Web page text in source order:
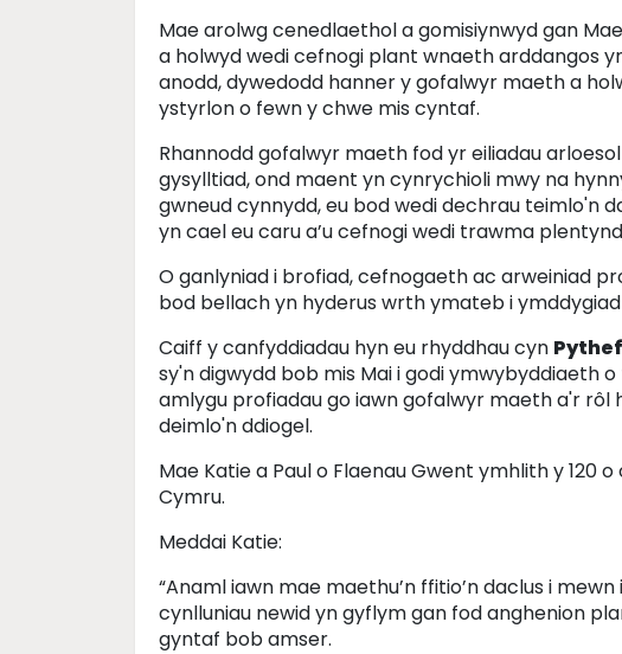
Mae arolwg cenedlaethol a gomisiynwyd gan
a holwyd wedi cefnogi plant wnaeth arddangos
anodd, dywedodd hanner y gofalwyr maeth a
ystyrlon o fewn y chwe mis cyntaf.
Rhannodd gofalwyr maeth fod yr eiliadau
gysylltiad, ond maent yn cynrychioli mwy na
gwneud cynnydd, eu bod wedi dechrau teimlo'n
yn cael eu caru a’u cefnogi wedi trawma
O ganlyniad i brofiad, cefnogaeth ac arweiniad
bod bellach yn hyderus wrth ymateb i
Caiff y canfyddiadau hyn eu rhyddhau cyn
sy'n digwydd bob mis Mai i godi ymwybyddiaeth
amlygu profiadau go iawn gofalwyr maeth a'r
deimlo'n ddiogel.
Mae Katie a Paul o Flaenau Gwent ymhlith y
Cymru.
Meddai Katie:
“Anaml iawn mae maethu’n ffitio’n daclus i
cynlluniau newid yn gyflym gan fod anghenion
gyntaf bob amser.